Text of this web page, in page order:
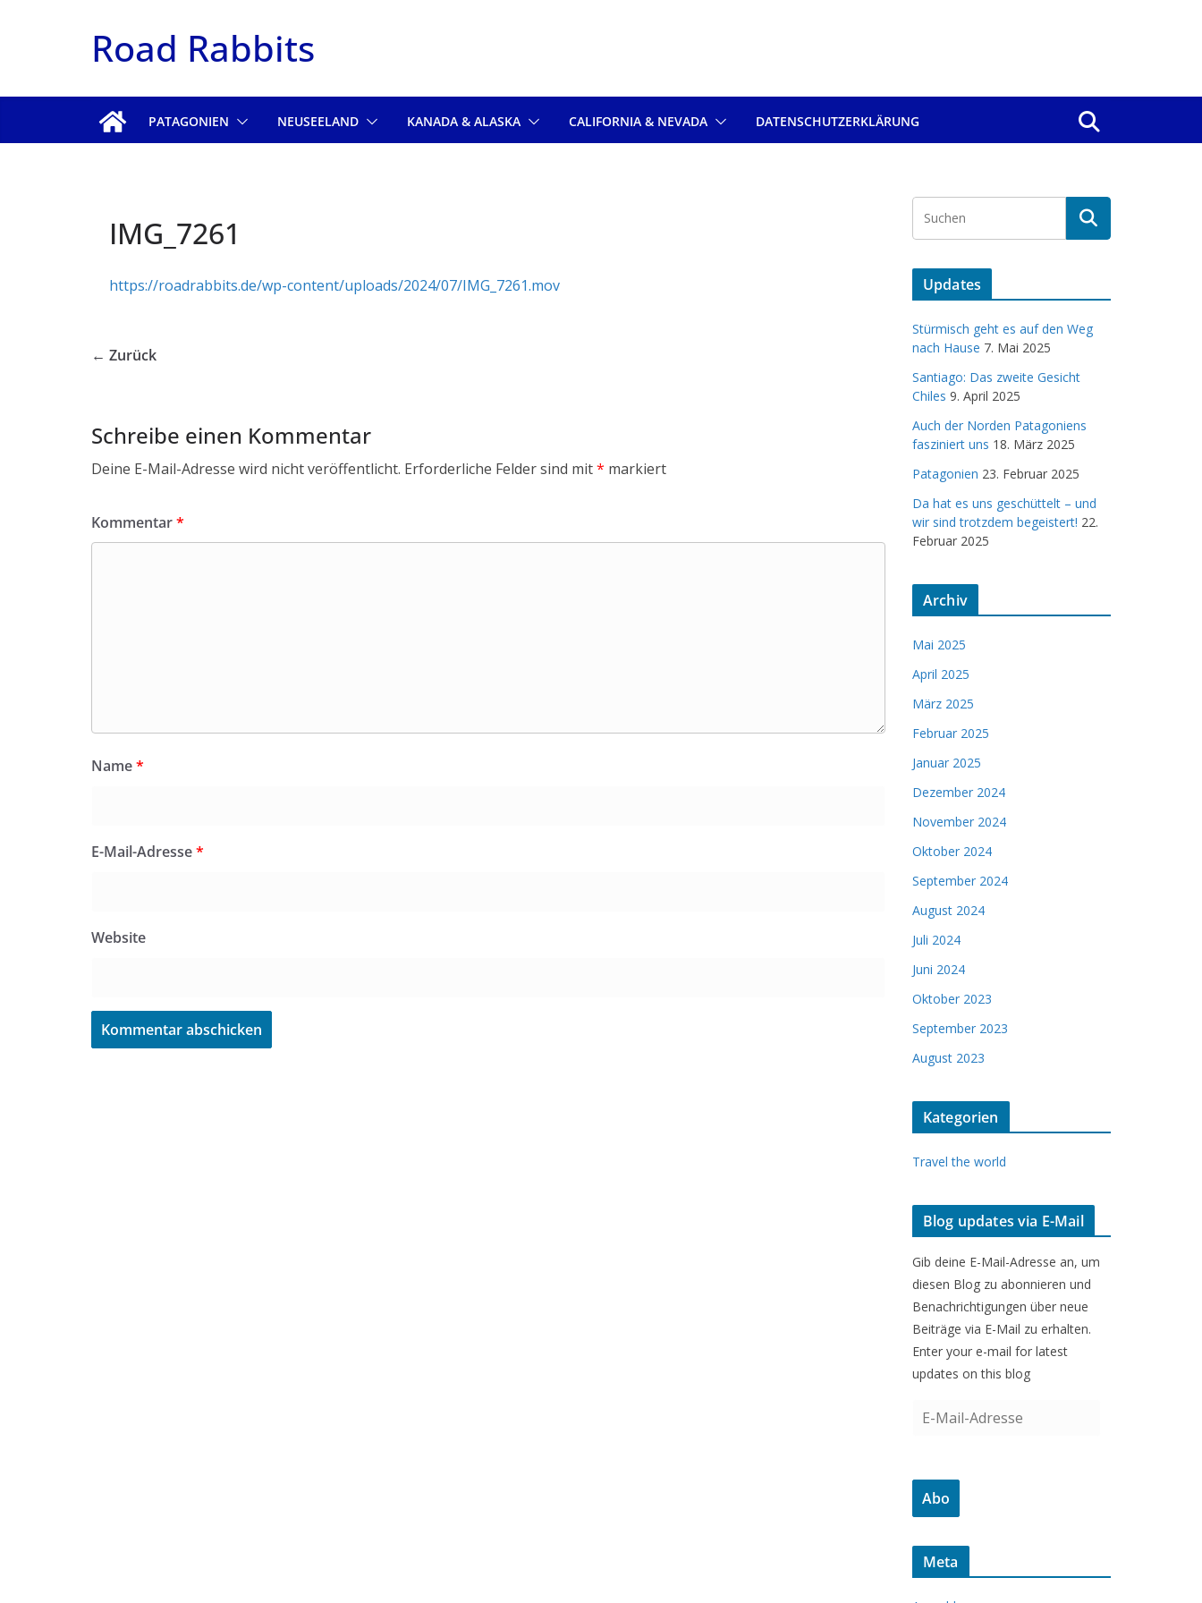
Road Rabbits
PATAGONIEN NEUSEELAND KANADA & ALASKA CALIFORNIA & NEVADA DATENSCHUTZERKLÄRUNG
IMG_7261
https://roadrabbits.de/wp-content/uploads/2024/07/IMG_7261.mov
← Zurück
Schreibe einen Kommentar
Deine E-Mail-Adresse wird nicht veröffentlicht. Erforderliche Felder sind mit* markiert
Kommentar*
Name*
E-Mail-Adresse*
Website
Updates
Stürmisch geht es auf den Weg
nach Hause 7. Mai 2025
Santiago: Das zweite Gesicht
Chiles 9. April 2025
Auch der Norden Patagoniens
fasziniert uns 18. März 2025
Patagonien 23. Februar 2025
Da hat es uns geschüttelt – und
wir sind trotzdem begeistert! 22.
Februar 2025
Archiv
Mai 2025
April 2025
März 2025
Februar 2025
Januar 2025
Dezember 2024
November 2024
Oktober 2024
September 2024
August 2024
Juli 2024
Juni 2024
Oktober 2023
September 2023
August 2023
Kategorien
Travel the world
Blog updates via E-Mail
Gib deine E-Mail-Adresse an, um
diesen Blog zu abonnieren und
Benachrichtigungen über neue
Beiträge via E-Mail zu erhalten.
Enter your e-mail for latest
updates on this blog
a
l
-
Abo
Meta